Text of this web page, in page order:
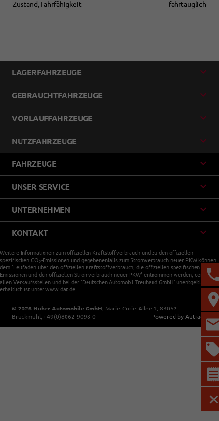
Zustand, Fahrfähigkeit
fahrtauglich
LAGERFAHRZEUGE
GEBRAUCHTFAHRZEUGE
VORLAUFFAHRZEUGE
NUTZFAHRZEUGE
FAHRZEUGE
UNSER SERVICE
UNTERNEHMEN
KONTAKT
Weitere Informationen zum offiziellen Kraftstoffverbrauch und zu den offiziellen
spezifischen CO 2-Emissionen und gegebenenfalls zum Stromverbrauch neuer PKW können
dem 'Leitfaden über den offiziellen Kraftstoffverbrauch, die offiziellen spezifischen CO2
Emissionen und den offiziellen Stromverbrauch neuer PKW' entnommen werden, der an
allen Verkaufsstellen und bei der 'Deutschen Automobil Treuhand GmbH' unentgeltlich
erhältlich ist unter www.dat.de.
© 2026 Huber Automobile GmbH, Marie-Curie-Allee 1 , 83052
Bruckmühl, +49(0)8062-9098-0 Powered by Autrado